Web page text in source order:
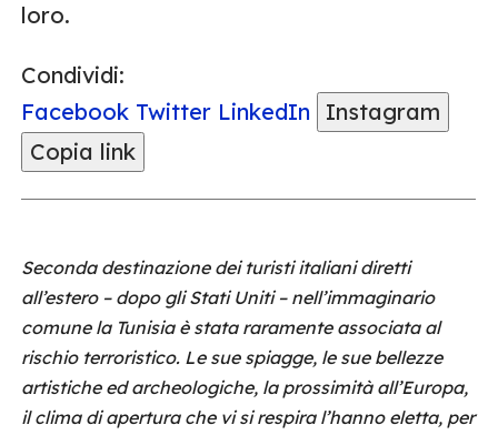
loro.
Condividi:
Facebook Twitter LinkedIn
Instagram
Copia link
Seconda destinazione dei turisti italiani diretti
all’estero – dopo gli Stati Uniti – nell’immaginario
comune la Tunisia è stata raramente associata al
rischio terroristico. Le sue spiagge, le sue bellezze
artistiche ed archeologiche, la prossimità all’Europa,
il clima di apertura che vi si respira l’hanno eletta, per